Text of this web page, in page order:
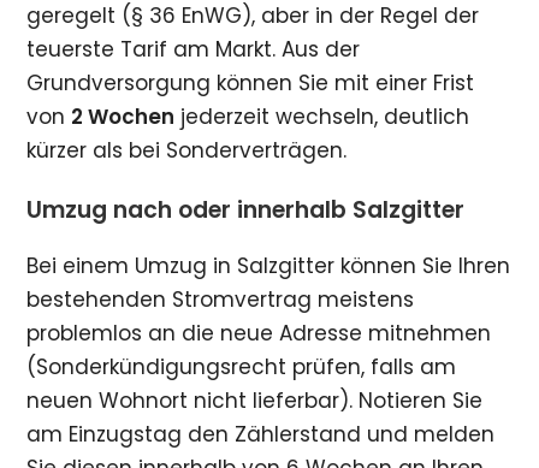
geregelt (§ 36 EnWG), aber in der Regel der
teuerste Tarif am Markt. Aus der
Grundversorgung können Sie mit einer Frist
von 2 Wochen jederzeit wechseln, deutlich
kürzer als bei Sonderverträgen.
Umzug nach oder innerhalb Salzgitter
Bei einem Umzug in Salzgitter können Sie Ihren
bestehenden Stromvertrag meistens
problemlos an die neue Adresse mitnehmen
(Sonderkündigungsrecht prüfen, falls am
neuen Wohnort nicht lieferbar). Notieren Sie
am Einzugstag den Zählerstand und melden